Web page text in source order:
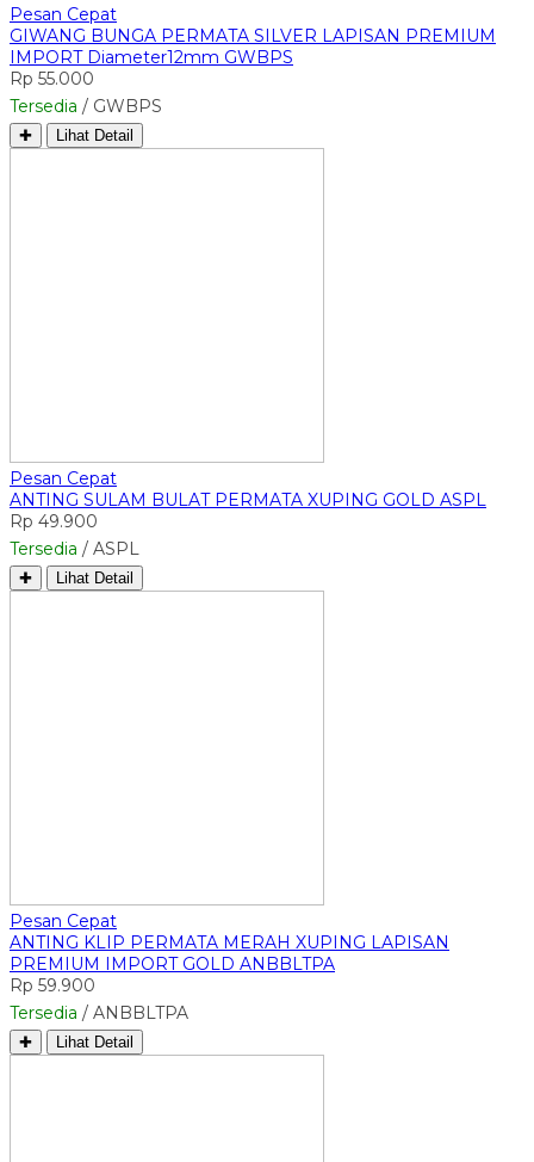
Pesan Cepat
GIWANG BUNGA PERMATA SILVER LAPISAN PREMIUM
IMPORT Diameter12mm GWBPS
Rp 55.000
Tersedia / GWBPS
✚ Lihat Detail
Pesan Cepat
ANTING SULAM BULAT PERMATA XUPING GOLD ASPL
Rp 49.900
Tersedia / ASPL
✚ Lihat Detail
Pesan Cepat
ANTING KLIP PERMATA MERAH XUPING LAPISAN
PREMIUM IMPORT GOLD ANBBLTPA
Rp 59.900
Tersedia / ANBBLTPA
✚ Lihat Detail